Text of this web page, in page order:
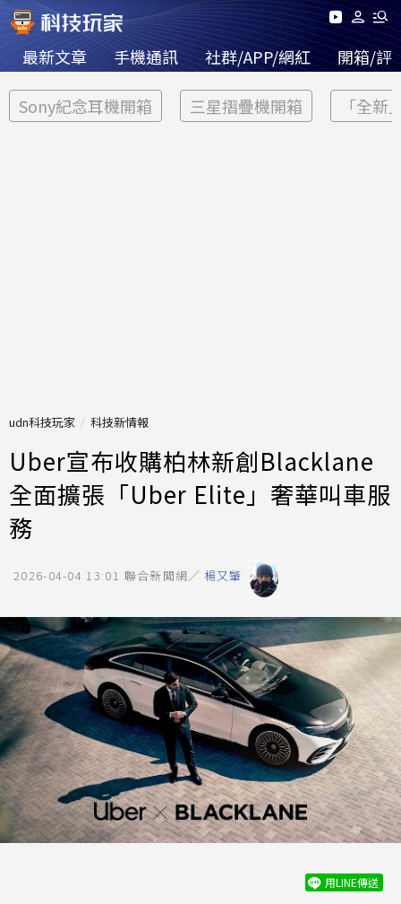
最新文章 手機通訊 社群/APP/網紅 開箱/評
Sony紀念耳機開箱 三星摺疊機開箱 「全新
udn科技玩家 科技新情報
Uber宣布收購柏林新創Blacklane
全面擴張「Uber Elite」奢華叫車服
務
2026-04-04 13:01 聯合新聞網／ 楊又肇
用LINE傳送